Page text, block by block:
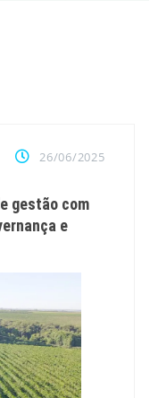
26/06/2025
gestão com
e